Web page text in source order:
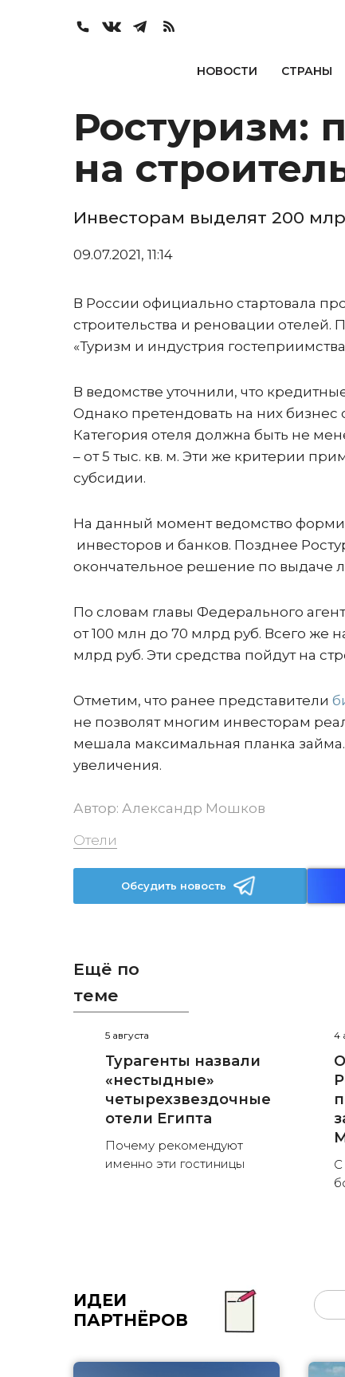
НОВОСТИ СТРАНЫ
Ростуризм:
на
Инвесторам выделят 200
09.07.2021, 11:14
В России официально стартовала
строительства и реновации отелей.
«Туризм и индустрия
В ведомстве уточнили, что
Однако претендовать на них
Категория отеля должна быть не
– от 5 тыс. кв. м. Эти же критерии
субсидии.
На данный момент ведомство
инвесторов и банков. Позднее
окончательное решение по выдаче
По словам главы Федерального
от 100 млн до 70 млрд руб. Всего же
млрд руб. Эти средства пойдут на
Отметим, что ранее представители
не позволят многим инвесторам
мешала максимальная планка
увеличения.
Автор: Александр Мошков
Отели
Обсудить новость
Ещё по
теме
5 августа
Турагенты назвали
«нестыдные»
четырехзвездочные
отели Египта
Почему рекомендуют
именно эти гостиницы
4
С
ИДЕИ
ПАРТНЁРОВ